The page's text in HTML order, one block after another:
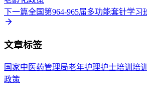
下一篇全国第964-965届多功能套针学习
文章标签
国家中医药管理局老年护理护士培训 培
政策